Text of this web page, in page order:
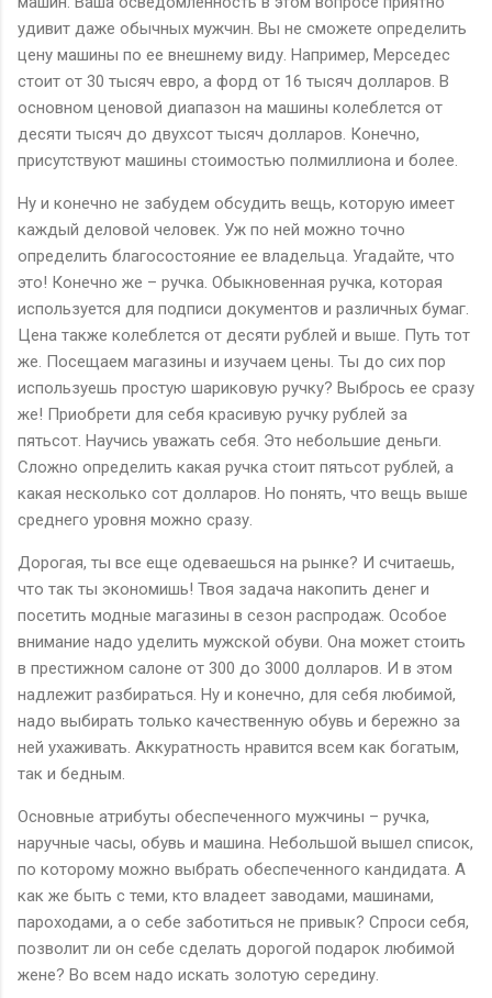
удивит даже обычных мужчин. Вы не сможете определить
цену машины по ее внешнему виду. Например, Мерседес
стоит от 30 тысяч евро, а форд от 16 тысяч долларов. В
основном ценовой диапазон на машины колеблется от
десяти тысяч до двухсот тысяч долларов. Конечно,
присутствуют машины стоимостью полмиллиона и более.
Ну и конечно не забудем обсудить вещь, которую имеет
каждый деловой человек. Уж по ней можно точно
определить благосостояние ее владельца. Угадайте, что
это! Конечно же – ручка. Обыкновенная ручка, которая
используется для подписи документов и различных бумаг.
Цена также колеблется от десяти рублей и выше. Путь тот
же. Посещаем магазины и изучаем цены. Ты до сих пор
используешь простую шариковую ручку? Выбрось ее сразу
же! Приобрети для себя красивую ручку рублей за
пятьсот. Научись уважать себя. Это небольшие деньги.
Сложно определить какая ручка стоит пятьсот рублей, а
какая несколько сот долларов. Но понять, что вещь выше
среднего уровня можно сразу.
Дорогая, ты все еще одеваешься на рынке? И считаешь,
что так ты экономишь! Твоя задача накопить денег и
посетить модные магазины в сезон распродаж. Особое
внимание надо уделить мужской обуви. Она может стоить
в престижном салоне от 300 до 3000 долларов. И в этом
надлежит разбираться. Ну и конечно, для себя любимой,
надо выбирать только качественную обувь и бережно за
ней ухаживать. Аккуратность нравится всем как богатым,
так и бедным.
Основные атрибуты обеспеченного мужчины – ручка,
наручные часы, обувь и машина. Небольшой вышел список,
по которому можно выбрать обеспеченного кандидата. А
как же быть с теми, кто владеет заводами, машинами,
пароходами, а о себе заботиться не привык? Спроси себя,
позволит ли он себе сделать дорогой подарок любимой
жене? Во всем надо искать золотую середину.